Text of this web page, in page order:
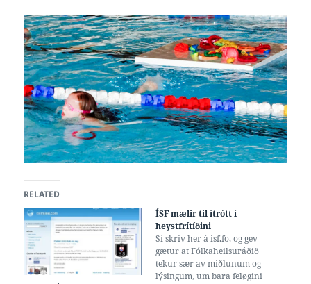
RELATED
ÍSF mælir til ítrótt í
heystfrítíðini
Sí skriv her á isf.fo, og gev
gætur at Fólkaheilsuráðið
tekur sær av miðlunum og
lýsingum, um bara feløgini